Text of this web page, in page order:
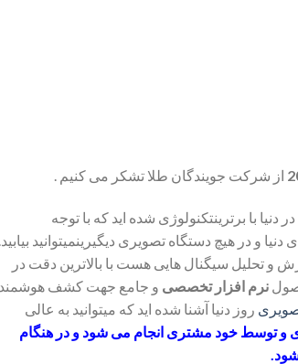
از شرکت جویندگان طلا تشکر می کنیم .
اسکنر زمین در دنیا با برترینتکنولوژی شده اید که با توجه
و در هیچ دستگاه تصویری دیگیرینمیتوانید بیابید.
اساس متد پردازش و تحلیل سیگنال هایی هست با بالاترین دقت در
نرم افزار تخصصی و جامع جهت کشف هوشمند
روز دنیا آشنا شده اید که میتوانید به عالی
توسط خود مشتری انجام می شود و در هنگام